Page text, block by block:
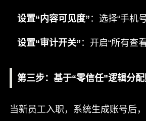
设置“内容可见度” ：选择“手机
设置“审计开关” ：开启“所有查
第三步：基于“零信任”逻辑分
当新员工入职，系统生成账号后